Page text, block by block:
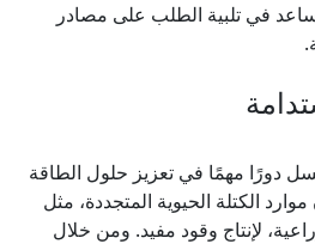
في تلبية الطلب على مصادر
دورًا مهمًا في تعزيز حلول الطاقة
الكتلة الحيوية المتجددة، مثل
لإنتاج وقود مفيد. ومن خلال